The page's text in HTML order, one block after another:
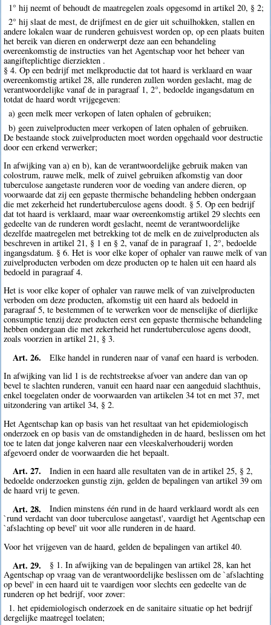
1° hij neemt of behoudt de maatregelen zoals opgesomd in artikel 20, § 2;
2° hij slaat de mest, de drijfmest en de gier uit schuilhokken, stallen en
andere lokalen waar de runderen gehuisvest worden op, op een plaats buiten
het bereik van dieren en onderwerpt deze aan een behandeling
overeenkomstig de instructies van het Agentschap voor het beheer van
aangifteplichtige dierziekten .
§ 4. Op een bedrijf met melkproductie dat tot haard is verklaard en waar
overeenkomstig artikel 28, alle runderen zullen worden geslacht, mag de
verantwoordelijke vanaf de in paragraaf 1, 2°, bedoelde ingangsdatum en
totdat de haard wordt vrijgegeven:
a) geen melk meer verkopen of laten ophalen of gebruiken;
b) geen zuivelproducten meer verkopen of laten ophalen of gebruiken.
De bestaande stock zuivelproducten moet worden opgehaald voor destructie
door een erkend verwerker;
In afwijking van a) en b), kan de verantwoordelijke gebruik maken van
colostrum, rauwe melk, melk of zuivel gebruiken afkomstig van door
tuberculose aangetaste runderen voor de voeding van andere dieren, op
voorwaarde dat zij een gepaste thermische behandeling hebben ondergaan
die met zekerheid het rundertuberculose agens doodt. § 5. Op een bedrijf
dat tot haard is verklaard, maar waar overeenkomstig artikel 29 slechts een
gedeelte van de runderen wordt geslacht, neemt de verantwoordelijke
dezelfde maatregelen met betrekking tot de melk en de zuivelproducten als
beschreven in artikel 21, § 1 en § 2, vanaf de in paragraaf 1, 2°, bedoelde
ingangsdatum. § 6. Het is voor elke koper of ophaler van rauwe melk of van
zuivelproducten verboden om deze producten op te halen uit een haard als
bedoeld in paragraaf 4.
Het is voor elke koper of ophaler van rauwe melk of van zuivelproducten
verboden om deze producten, afkomstig uit een haard als bedoeld in
paragraaf 5, te bestemmen of te verwerken voor de menselijke of dierlijke
consumptie tenzij deze producten eerst een gepaste thermische behandeling
hebben ondergaan die met zekerheid het rundertuberculose agens doodt,
zoals voorzien in artikel 21, § 3.
Art. 26.
Elke handel in runderen naar of vanaf een haard is verboden.
In afwijking van lid 1 is de rechtstreekse afvoer van andere dan van op
bevel te slachten runderen, vanuit een haard naar een aangeduid slachthuis,
enkel toegelaten onder de voorwaarden van artikelen 34 tot en met 37, met
uitzondering van artikel 34, § 2.
Het Agentschap kan op basis van het resultaat van het epidemiologisch
onderzoek en op basis van de omstandigheden in de haard, beslissen om het
toe te laten dat jonge kalveren naar een vleeskalverhouderij worden
afgevoerd onder de voorwaarden die het bepaalt.
Art. 27.
Indien in een haard alle resultaten van de in artikel 25, § 2,
bedoelde onderzoeken gunstig zijn, gelden de bepalingen van artikel 39 om
de haard vrij te geven.
Art. 28.
Indien minstens één rund in de haard verklaard wordt als een
`rund verdacht van door tuberculose aangetast', vaardigt het Agentschap een
`afslachting op bevel' uit voor alle runderen in de haard.
Voor het vrijgeven van de haard, gelden de bepalingen van artikel 40.
Art. 29.
§ 1. In afwijking van de bepalingen van artikel 28, kan het
Agentschap op vraag van de verantwoordelijke beslissen om de `afslachting
op bevel' in een haard uit te vaardigen voor slechts een gedeelte van de
runderen op het bedrijf, voor zover:
1. het epidemiologisch onderzoek en de sanitaire situatie op het bedrijf
dergelijke maatregel toelaten;